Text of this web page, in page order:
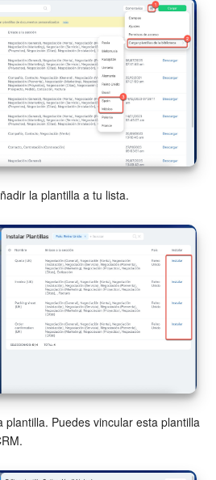
la plantilla a tu lista.
plantilla. Puedes vincular esta plantilla